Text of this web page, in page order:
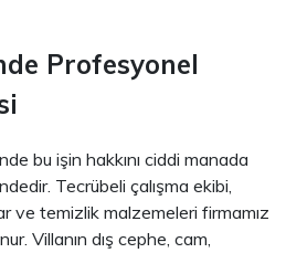
Profesyonel
bu işin hakkını ciddi manada
Tecrübeli çalışma ekibi,
ve temizlik malzemeleri firmamız
Villanın dış cephe, cam,